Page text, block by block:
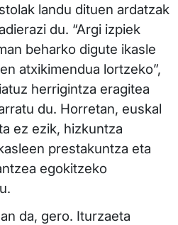
landu dituen ardatzak
du. “Argi izpiek
beharko digute ikasle
atxikimendua lortzeko”,
herrigintza eragitea
du. Horretan, euskal
ez ezik, hizkuntza
prestakuntza eta
egokitzeko
da, gero. Iturzaeta